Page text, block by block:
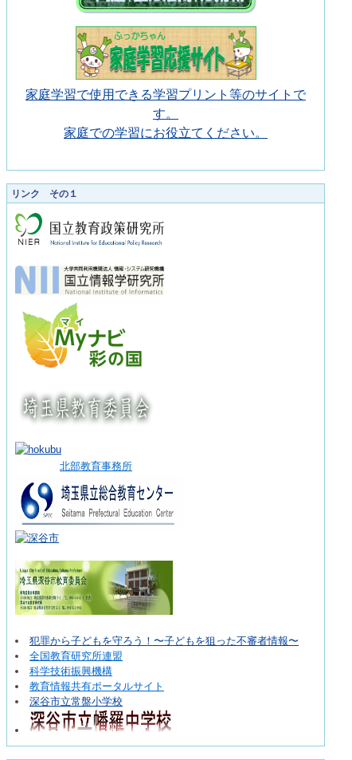
家庭学習で使用できる学習プリント等のサイトで
す。
家庭での学習にお役立てください。
リンク その１
北部教育事務所
犯罪から子どもを守ろう！〜子どもを狙った不審者情報〜
全国教育研究所連盟
科学技術振興機構
教育情報共有ポータルサイト
深谷市立常盤小学校